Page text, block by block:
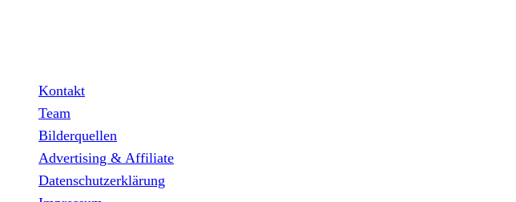
Kontakt
Team
Bilderquellen
Advertising & Affiliate
Datenschutzerklärung